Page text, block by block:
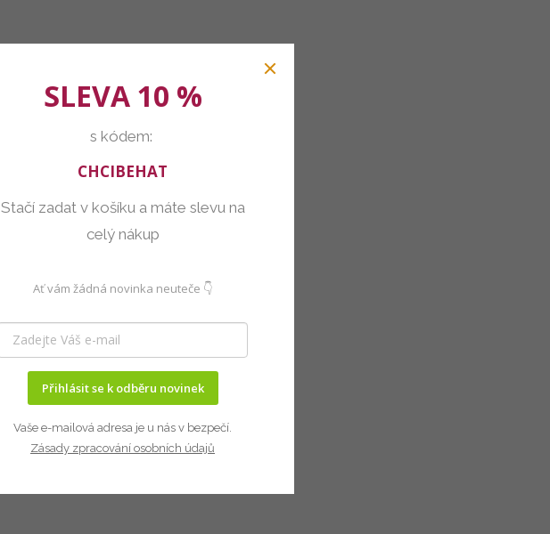
SLEVA 10 %
s kódem:
CHCIBEHAT
Stačí zadat v košíku a máte slevu na
celý nákup
Ať vám žádná novinka neuteče 👇
Přihlásit se k odběru novinek
Vaše e-mailová adresa je u nás v bezpečí.
Zásady zpracování osobních údajů